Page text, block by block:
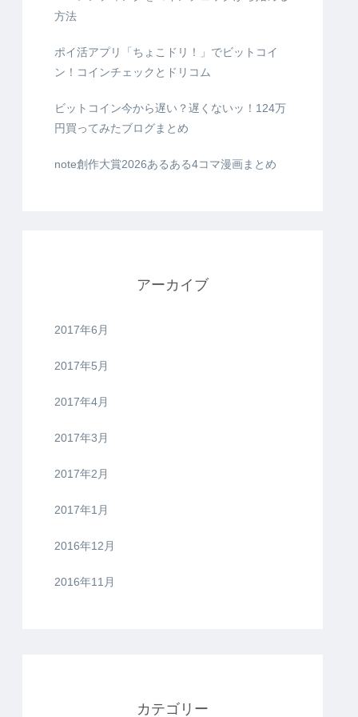
方法
ポイ活アプリ「ちょこドリ！」でビットコイ
ン！コインチェックとドリコム
ビットコイン今から遅い？遅くないッ！124万
円買ってみたブログまとめ
note創作大賞2026あるある4コマ漫画まとめ
アーカイブ
2017年6月
2017年5月
2017年4月
2017年3月
2017年2月
2017年1月
2016年12月
2016年11月
カテゴリー